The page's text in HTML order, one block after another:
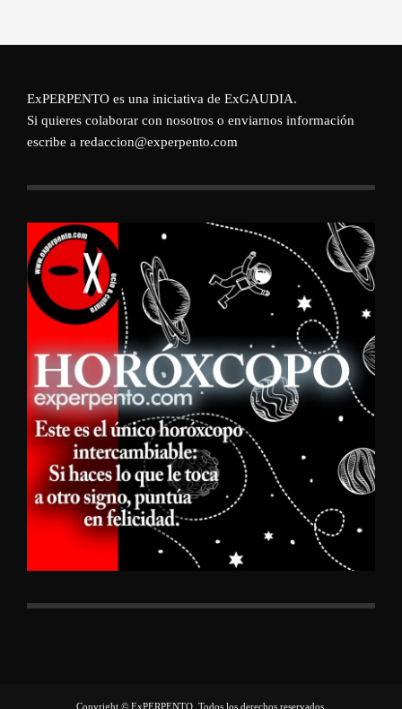
ExPERPENTO es una iniciativa de ExGAUDIA.
Si quieres colaborar con nosotros o enviarnos información
escribe a redaccion@experpento.com
Copyright © ExPERPENTO, Todos los derechos reservados.